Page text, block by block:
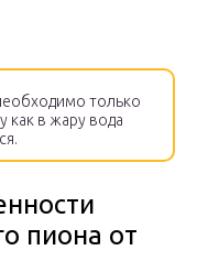
только
как в жару вода
пиона от